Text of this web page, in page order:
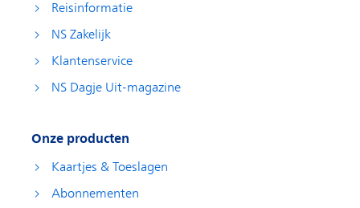
Reisinformatie
NS Zakelijk
Klantenservice
NS Dagje Uit-magazine
Onze producten
Kaartjes & Toeslagen
Abonnementen